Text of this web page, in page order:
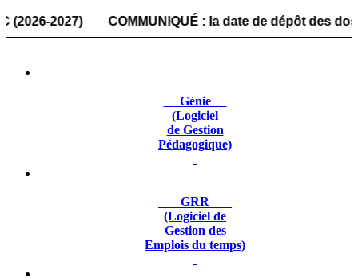
2027) COMMUNIQUÉ : la date de dépôt des
Génie
(Logiciel
de Gestion
Pédagogique)
GRR
(Logiciel de
Gestion des
Emplois du temps)